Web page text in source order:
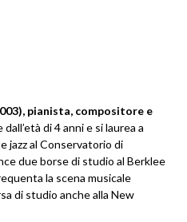
pianista, compositore e
di 4 anni e si laurea a
jazz al Conservatorio di
due borse di studio al Berklee
la scena musicale
di studio anche alla New